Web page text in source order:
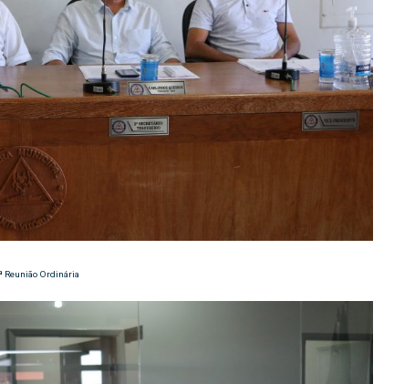
Reunião Ordinária